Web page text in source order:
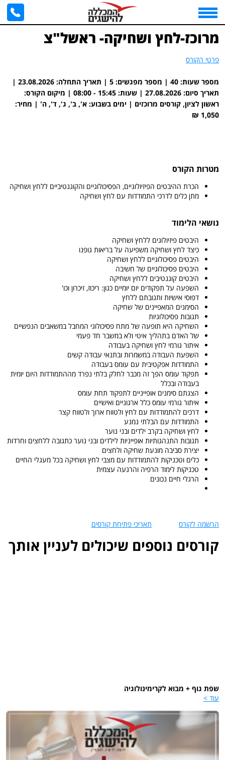
דף הבית מרוכז-לחץ ושחיקה- ראשל"צ >
ראשון לציון, קורסים מרוכזים | 23/08/2026 - 27/08/2026
מרוכז-לחץ ושחיקה- ראשל"צ
פרטי הקורס
מספר שעות: 40 | מספר מפגשים: 5 | תאריך התחלה: 23.08.2026 |
תאריך סיום: 27.08.2026 | שעות: ‎08:00 - 15:45 | מיקום הקורס:
ראשון לציון, קורסים מרוכזים | ימים בשבוע: א', ב', ג', ד', ה' | מחיר:
1,050 ₪
מטרות הקורס
הכרת ההיבטים הפיזיולוגיים, הפסיכולוגיים והקוגנטיביים ללחץ ושחיקה
מתן כלים לדרכי התמודדות עם לחץ ושחיקה
נושאי הלימוד
היבטים פיזיולוגים ללחץ ושחיקה
כיצד לחץ ושחיקה משפיעה על בריאות גופנו
היבטים פסיכולוגיים ללחץ ושחיקה
היבטים פסיכולוגיים של חשיבה
היבטים קוגנטיבים ללחץ ושחיקה
השפעה על תפקודים יום יומיים כגון: ריכוז, זיכרון וכו'
דפוסי אישיות ותגובתם ללחץ
הסימנים המאפיינים של שחיקה
תגובות פסיכולוגיות
השחיקה היא תופעה של מתח פסיכולוגי המחבל במשאבים הנפשיים
של האדם בתהליך איטי ולא במשבר חד פעמי
איתור גורמי לחץ ושחיקה בעבודה
השפעת העבודה במשמרות ובתנאי עבודה קשים
התמודדות אפקטיבית עם עומס בעבודה
תפקוד עומס הפך זה מכבר לחלק בלתי נפרד מההתמודדות היום יומית
בעבודה ובכלל
הצגתם סימנים אופייניים לתפקוד תחת עומס
איתור גורמי עומס כלל ארגוניים ואישיים
דרכים להתמודדות עם לחץ ולטווח ארוך ולטווח קצר
התמודדות עם הבלתי נמנע
לחץ ושחיקה בקרב ילדים ובני נוער
תגובות התנהגותיות אופייניות לילדים ובני נוער כתגובה ללחצים וחרדות
יצירת סביבה מונעת שחיקה ולחצים
כלים וטכניקות להתמודדות עם מצבי לחץ ושחיקה בכל מעגלי החיים
טכניקות לימוד הרפיה והרגעה עצמית
הרגלי חיים נכונים
הרשמה לקורס תאריכי פתיחת קורסים
קורסים נוספים שיכולים לעניין אותך
שפת גוף + מבוא לקרימינולוגיה
עוד >